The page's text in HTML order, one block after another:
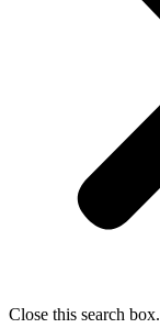
Close this search box.